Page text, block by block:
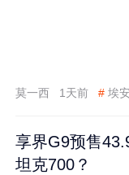
莫一西 1天前 # 埃
享界G9预售
坦克700？